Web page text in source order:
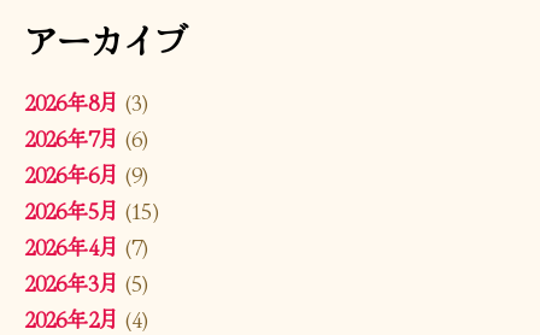
アーカイブ
2026年8月 (3)
2026年7月 (6)
2026年6月 (9)
2026年5月 (15)
2026年4月 (7)
2026年3月 (5)
2026年2月 (4)